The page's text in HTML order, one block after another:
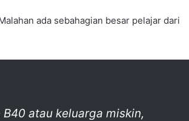
ada sebahagian besar pelajar dari
atau keluarga miskin,